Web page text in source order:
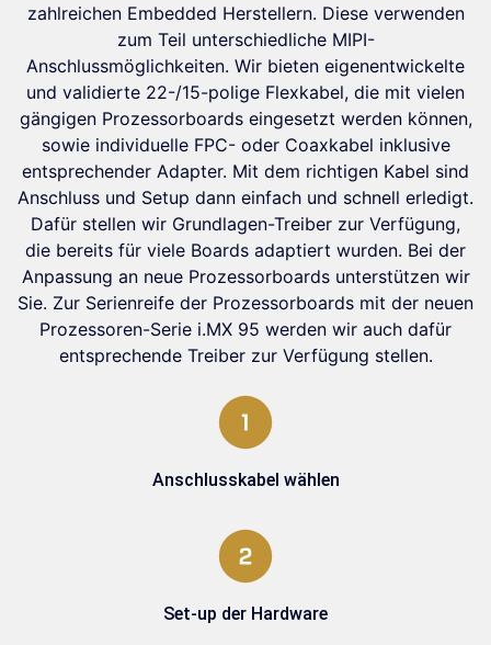
zahlreichen Embedded Herstellern. Diese verwenden
zum Teil unterschiedliche MIPI-
Anschlussmöglichkeiten. Wir bieten eigenentwickelte
und validierte 22-/15-polige Flexkabel, die mit vielen
gängigen Prozessorboards eingesetzt werden können,
sowie individuelle FPC- oder Coaxkabel inklusive
entsprechender Adapter. Mit dem richtigen Kabel sind
Anschluss und Setup dann einfach und schnell erledigt.
Dafür stellen wir Grundlagen-Treiber zur Verfügung,
die bereits für viele Boards adaptiert wurden. Bei der
Anpassung an neue Prozessorboards unterstützen wir
Sie. Zur Serienreife der Prozessorboards mit der neuen
Prozessoren-Serie i.MX 95 werden wir auch dafür
entsprechende Treiber zur Verfügung stellen.
Anschlusskabel wählen
Set-up der Hardware